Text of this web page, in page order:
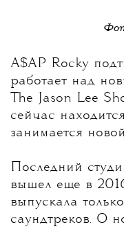
A$AP Rocky
работает над
The Jason Lee
сейчас
занимается
Последний
вышел еще в
выпускала
саундтреков. О